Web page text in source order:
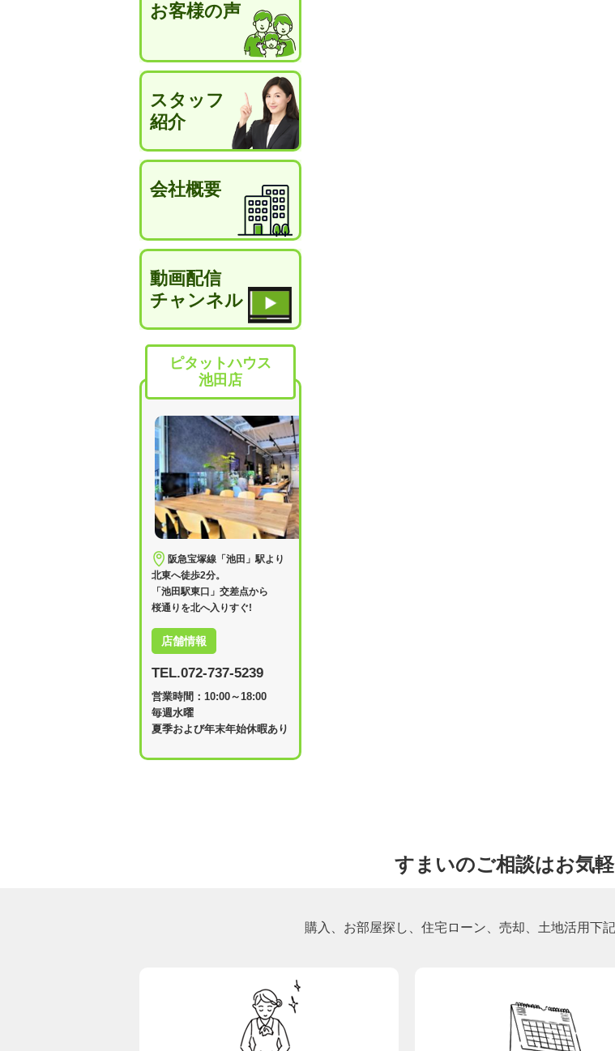
お客様の声
スタッフ
紹介
会社概要
動画配信
チャンネル
ピタットハウス
池田店
阪急宝塚線「池田」駅より
北東へ徒歩2分。
「池田駅東口」交差点から
桜通りを北へ入りすぐ!
店舗情報
TEL.072-737-5239
営業時間：10:00～18:00
毎週水曜
夏季および年末年始休暇あり
すまいのご相談はお気
購入、お部屋探し、住宅ローン、売却、土地活用下